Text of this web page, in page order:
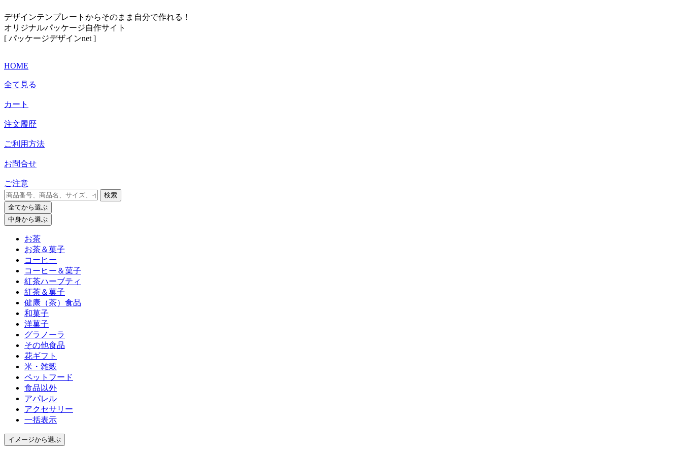
デザインテンプレートからそのまま自分で作れる！
オリジナルパッケージ自作サイト
[ パッケージデザインnet ]
HOME
全て見る
カート
注文履歴
ご利用方法
お問合せ
ご注意
検索
全てから選ぶ
中身から選ぶ
お茶
お茶＆菓子
コーヒー
コーヒー＆菓子
紅茶ハーブティ
紅茶＆菓子
健康（茶）食品
和菓子
洋菓子
グラノーラ
その他食品
花ギフト
米・雑穀
ペットフード
食品以外
アパレル
アクセサリー
一括表示
イメージから選ぶ